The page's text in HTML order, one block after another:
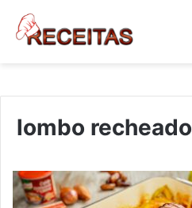
lombo recheado